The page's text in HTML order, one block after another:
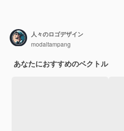
人々のロゴデザイン
modaltampang
あなたにおすすめのベクトル